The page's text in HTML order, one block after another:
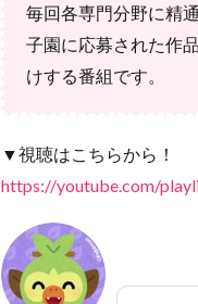
毎回各専門分野に精
子園に応募された作
けする番組です。
▼視聴はこちらから！
https://youtube.com/